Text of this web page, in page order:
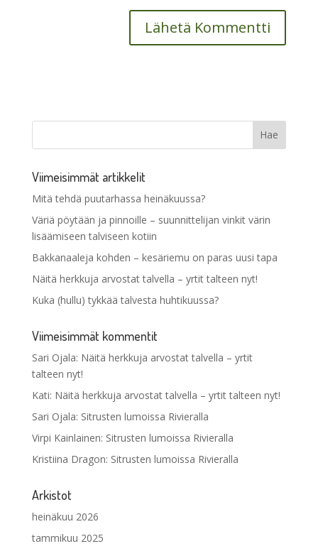
Viimeisimmät artikkelit
Mitä tehdä puutarhassa heinäkuussa?
Väriä pöytään ja pinnoille – suunnittelijan vinkit värin
lisäämiseen talviseen kotiin
Bakkanaaleja kohden – kesäriemu on paras uusi tapa
Näitä herkkuja arvostat talvella – yrtit talteen nyt!
Kuka (hullu) tykkää talvesta huhtikuussa?
Viimeisimmät kommentit
Sari Ojala: Näitä herkkuja arvostat talvella – yrtit
talteen nyt!
Kati: Näitä herkkuja arvostat talvella – yrtit talteen nyt!
Sari Ojala: Sitrusten lumoissa Rivieralla
Virpi Kainlainen: Sitrusten lumoissa Rivieralla
Kristiina Dragon: Sitrusten lumoissa Rivieralla
Arkistot
heinäkuu 2026
tammikuu 2025